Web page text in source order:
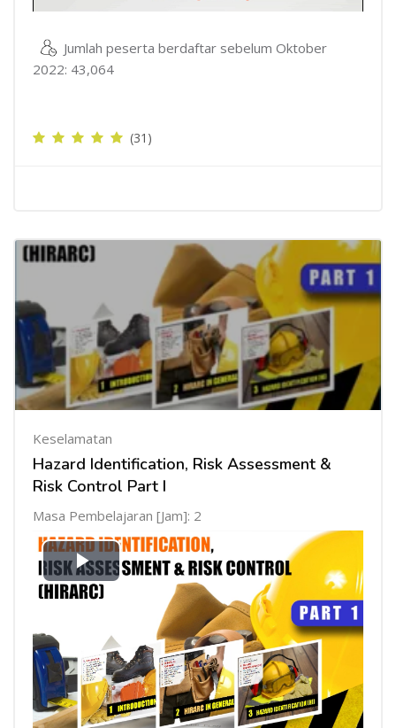
Jumlah peserta berdaftar sebelum Oktober
2022: 43,064
(31)
Keselamatan
Hazard Identification, Risk Assessment &
Risk Control Part I
Masa Pembelajaran [Jam]: 2
Mainkan